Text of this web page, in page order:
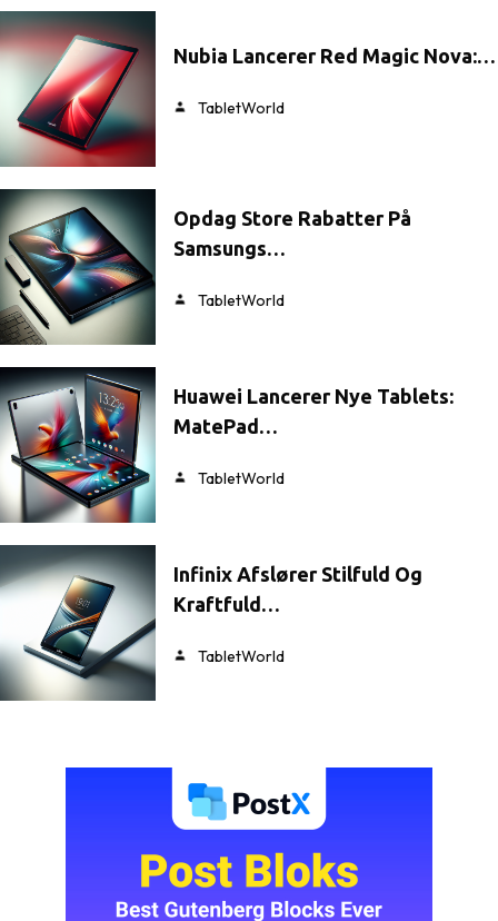
Nubia Lancerer Red Magic Nova:…
TabletWorld
Opdag Store Rabatter På
Samsungs…
TabletWorld
Huawei Lancerer Nye Tablets:
MatePad…
TabletWorld
Infinix Afslører Stilfuld Og
Kraftfuld…
TabletWorld